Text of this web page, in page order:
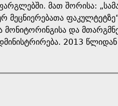
ფარგლებში. მათ შორისა:
მეცნიერებათა
მონიტორინგისა და
2013